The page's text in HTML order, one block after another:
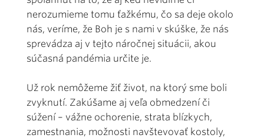
nerozumieme tomu ťažkému, čo sa deje okolo
nás, veríme, že Boh je s nami v skúške, že nás
sprevádza aj v tejto náročnej situácii, akou
súčasná pandémia určite je.
Už rok nemôžeme žiť život, na ktorý sme boli
zvyknutí. Zakúšame aj veľa obmedzení či
súžení – vážne ochorenie, strata blízkych,
zamestnania, možnosti navštevovať kostoly,